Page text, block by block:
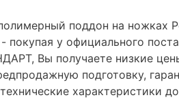
поддон на ножках
покупая у официального
Вы получаете низкие
подготовку,
характеристики